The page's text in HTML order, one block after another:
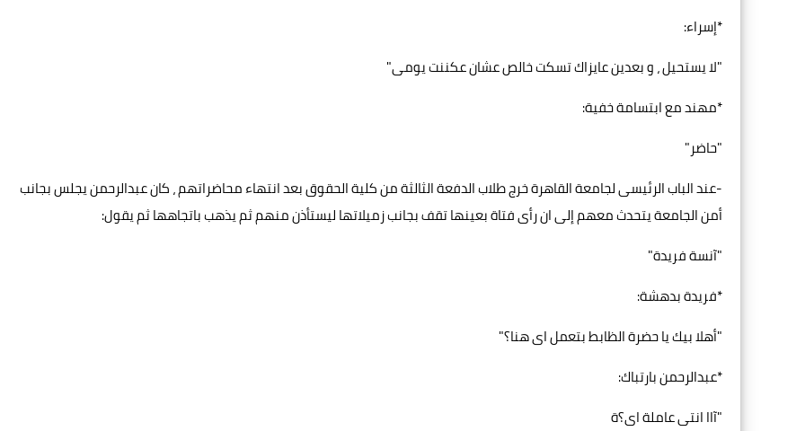
*إسراء:
"لا يستحيل ، و بعدين عايزاك تسكت خالص عشان عكننت يومى"
*مهند مع ابتسامة خفية:
"حاضر"
-عند الباب الرئيسى لجامعة القاهرة خرج طلاب الدفعة الثالثة من كلية الحقوق بعد انتهاء محاضراتهم ، كان عبدالرحمن يجلس بجانب
أمن الجامعة يتحدث معهم إلى ان رأى فتاة بعينها تقف بجانب زميلاتها ليستأذن منهم ثم يذهب باتجاهها ثم يقول:
"آنسة فريدة"
*فريدة بدهشة:
"أهلا بيك يا حضرة الظابط بتعمل اى هنا؟"
*عبدالرحمن بارتباك:
"آاا انتى عاملة اى؟ة